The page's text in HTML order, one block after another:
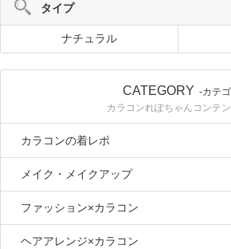
タイプ
ナチュラル
CATEGORY -カテ
カラコンれぽちゃんコンテ
カラコンの着レポ
メイク・メイクアップ
ファッション×カラコン
ヘアアレンジ×カラコン